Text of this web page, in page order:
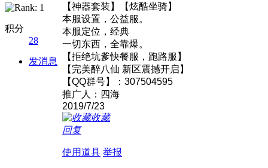
积分
28
发消息
【神器套装】【炫酷坐骑】
本服设置，公益服。
本服定位，经典
一切东西，全靠爆。
【拒绝坑爹快餐服，跑路服】
【完美醉八仙 新区震撼开启】
【QQ群号】：307504595
推广人：四海
2019/7/23
收藏
回复
使用道具 举报